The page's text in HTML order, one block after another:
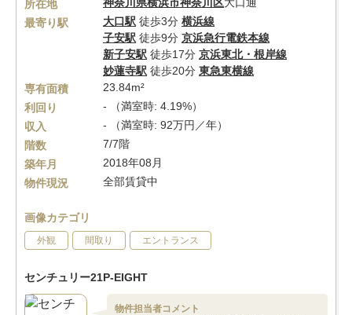
所在地
最寄り駅
大口駅 徒歩3分 横浜線
子安駅 徒歩9分 京浜急行電鉄本線
新子安駅 徒歩17分 京浜東北・根岸線
妙蓮寺駅 徒歩20分 東急東横線
専有面積
23.84m²
利回り
- （満室時: 4.19%）
収入
- （満室時: 92万円／年）
階数
7/7階
築年月
2018年08月
物件現況
全部賃貸中
画像カテゴリ
外観 間取り エントランス
センチュリー21P-EIGHT
物件担当者コメント